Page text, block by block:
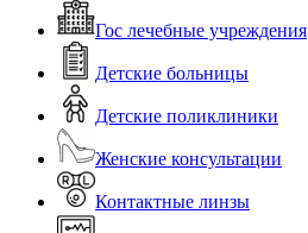
Гос лечебные учреждения
Детские больницы
Детские поликлиники
Женские консультации
Контактные линзы